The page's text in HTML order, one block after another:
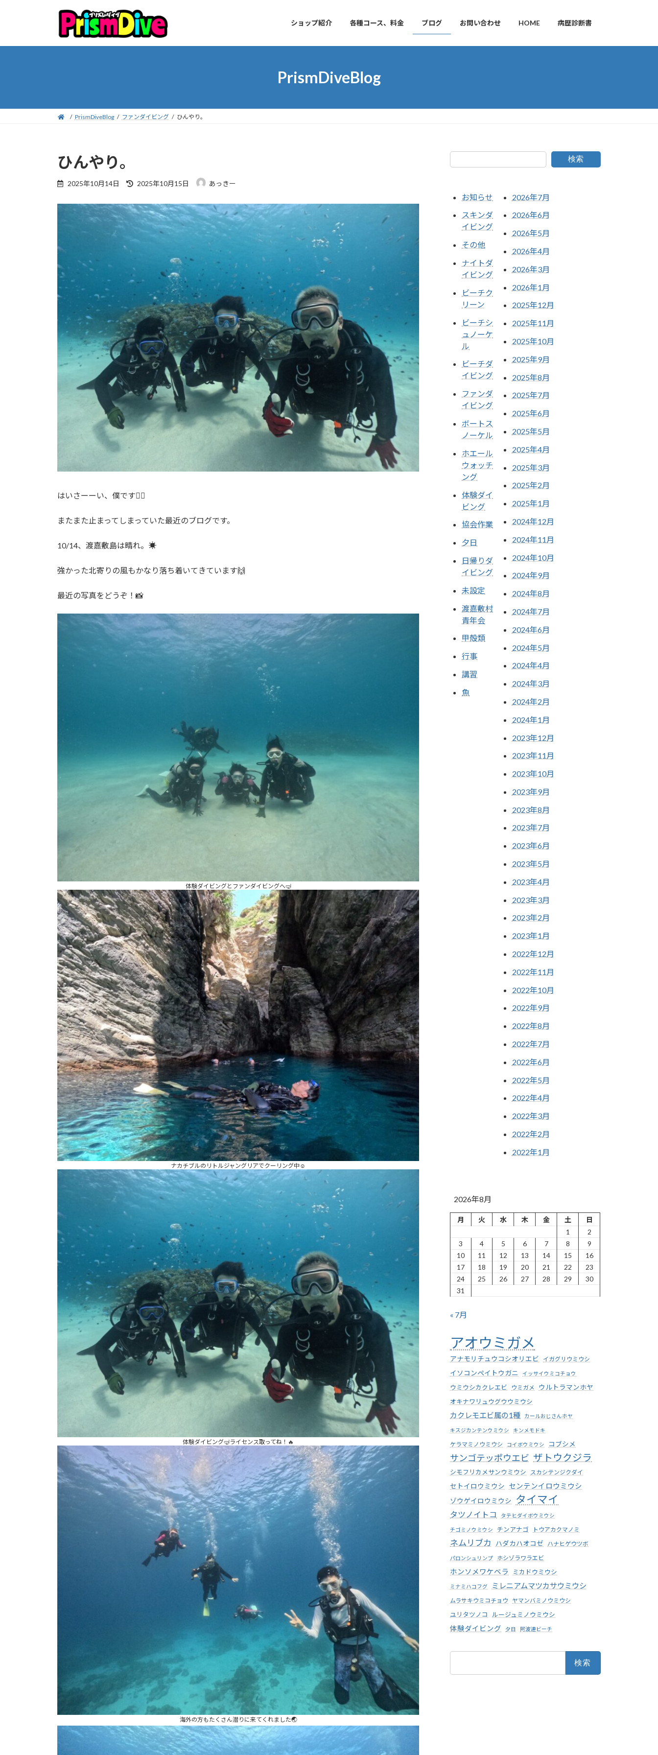
プ
動
ショップ紹介 各種コース、料金 ブログ お問い合わせ HOME 病歴診断書
PrismDiveBlog
PrismDiveBlog ファンダイビング ひんやり。
ひんやり。
2025年10月14日
最
新
日
時
2025年10月15日 あっきー
はいさーーい、僕です🙋‍♂️
またまた止まってしまっていた最近のブログです。
10/14、渡嘉敷島は晴れ。☀️
強かった北寄りの風もかなり落ち着いてきています🙌
最近の写真をどうぞ！📸
体験ダイビングとファンダイビングへ🤿
ナカチブルのリトルジャングリアでクーリング中☺️
体験ダイビング🤿ライセンス取ってね！🔥
海外の方もたくさん潜りに来てくれました🌏
検索
お知らせ
スキンダ
イビング
その他
ナイトダ
イビング
ビーチク
リーン
ビーチシ
ュノーケ
ル
ビーチダ
イビング
ファンダ
イビング
ボートス
ノーケル
ホエール
ウォッチ
ング
体験ダイ
ビング
協会作業
夕日
日帰りダ
イビング
未設定
渡嘉敷村
青年会
甲殻類
行事
講習
魚
2026年7月
2026年6月
2026年5月
2026年4月
2026年3月
2026年1月
2025年12月
2025年11月
2025年10月
2025年9月
2025年8月
2025年7月
2025年6月
2025年5月
2025年4月
2025年3月
2025年2月
2025年1月
2024年12月
2024年11月
2024年10月
2024年9月
2024年8月
2024年7月
2024年6月
2024年5月
2024年4月
2024年3月
2024年2月
2024年1月
2023年12月
2023年11月
2023年10月
2023年9月
2023年8月
2023年7月
2023年6月
2023年5月
2023年4月
2023年3月
2023年2月
2023年1月
2022年12月
2022年11月
2022年10月
2022年9月
2022年8月
2022年7月
2022年6月
2022年5月
2022年4月
2022年3月
2022年2月
2022年1月
2026年8月
月 火 水 木 金 土
日
1
2
3
4 5 6 7 8
9
10
11 12 13 14 15
16
17
18 19 20 21 22
23
24
25 26 27 28 29
30
31
« 7月
アオウミガメ
アナモリチュウコシオリエビ イガグリウミウシ
イソコンペイトウガニ イッサイウミコチョウ
ウミウシカクレエビ ウミガメ
ウルトラマンホヤ
オキナワリュウグウウミウシ
カクレモエビ属の1種 カールおじさんホヤ
キスジカンテンウミウシ キンメモドキ
ケラマミノウミウシ コイボウミウシ コブシメ
サンゴテッポウエビ ザトウクジラ
シモフリカメサンウミウシ スカシテンジクダイ
セトイロウミウシ センテンイロウミウシ
ゾウゲイロウミウシ タイマイ
タツノイトコ タテヒダイボウミウシ
チゴミノウミウシ チンアナゴ トウアカクマノミ
ネムリブカ ハダカハオコゼ ハナヒゲウツボ
パロンシュリンプ ホシゾラワラエビ
ホンソメワケベラ ミカドウミウシ
ミナミハコフグ ミレニアムマツカサウミウシ
ムラサキウミコチョウ ヤマンバミノウミウシ
ユリタツノコ ルージュミノウミウシ
体験ダイビング 夕日 阿波連ビーチ